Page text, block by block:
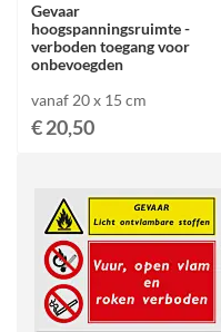
Gevaar
hoogspanningsruimte -
verboden toegang voor
onbevoegden
vanaf 20 x 15 cm
€ 20,50